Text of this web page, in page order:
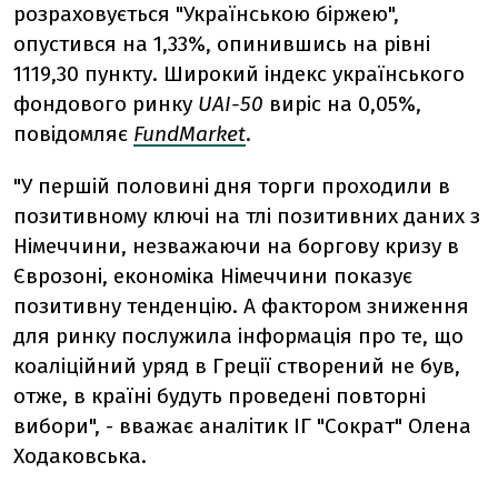
розраховується "Українською біржею",
опустився на 1,33%, опинившись на рівні
1119,30 пункту. Широкий індекс українського
фондового ринку UAI-50 виріс на 0,05%,
повідомляє FundMarket.
"У першій половині дня торги проходили в
позитивному ключі на тлі позитивних даних з
Німеччини, незважаючи на боргову кризу в
Єврозоні, економіка Німеччини показує
позитивну тенденцію. А фактором зниження
для ринку послужила інформація про те, що
коаліційний уряд в Греції створений не був,
отже, в країні будуть проведені повторні
вибори", - вважає аналітик ІГ "Сократ" Олена
Ходаковська.